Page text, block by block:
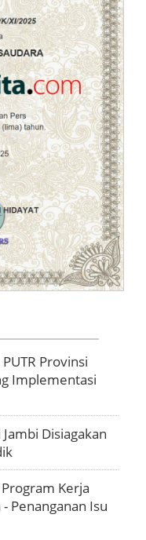
Provinsi
Implementasi
Disiagakan
Kerja
Penanganan Isu